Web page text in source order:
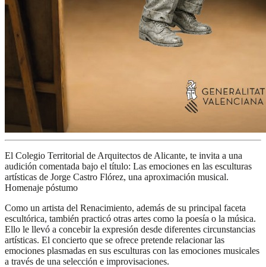
El Colegio Territorial de Arquitectos de Alicante, te invita a una
audición comentada bajo el título: Las emociones en las esculturas
artísticas de Jorge Castro Flórez, una aproximación musical.
Homenaje póstumo
Como un artista del Renacimiento, además de su principal faceta
escultórica, también practicó otras artes como la poesía o la música.
Ello le llevó a concebir la expresión desde diferentes circunstancias
artísticas. El concierto que se ofrece pretende relacionar las
emociones plasmadas en sus esculturas con las emociones musicales
a través de una selección e improvisaciones.